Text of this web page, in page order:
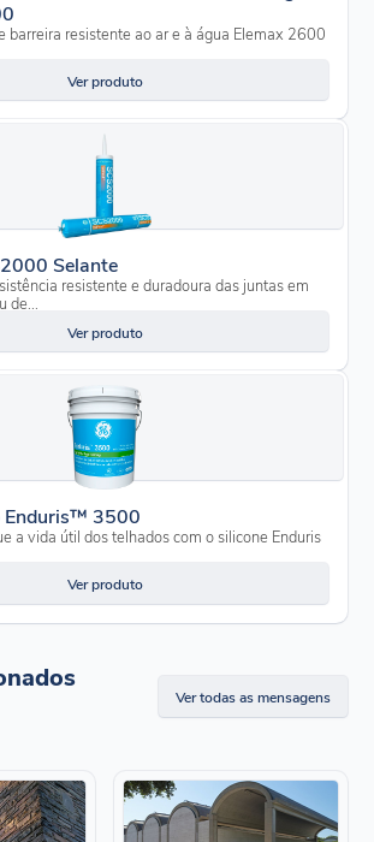
barreira resistente ao ar e à água Elemax 2600
Ver produto
Selante
resistente e duradoura das juntas em
Ver produto
Enduris™ 3500
a vida útil dos telhados com o silicone Enduris
Ver produto
Ver todas as mensagens